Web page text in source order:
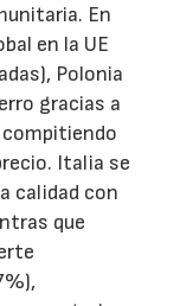
En
en la UE
Polonia
gracias a
Italia se
calidad con
que